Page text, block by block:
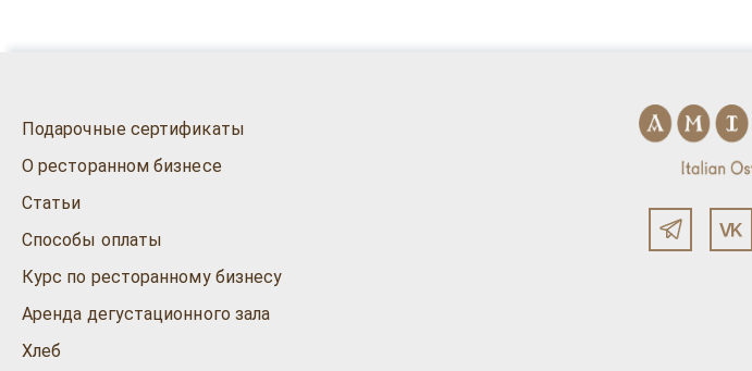
Подарочные сертификаты
О ресторанном бизнесе
Статьи
Способы оплаты
Курс по ресторанному бизнесу
Аренда дегустационного зала
Хлеб